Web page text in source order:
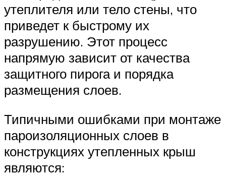
утеплителя или тело стены, что
приведет к быстрому их
разрушению. Этот процесс
напрямую зависит от качества
защитного пирога и порядка
размещения слоев.
Типичными ошибками при монтаже
пароизоляционных слоев в
конструкциях утепленных крыш
являются: